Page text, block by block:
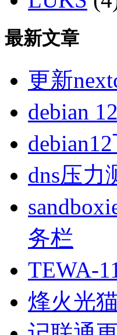
最新文章
更新
debian
dns压力
务栏
TEWA-
烽火光